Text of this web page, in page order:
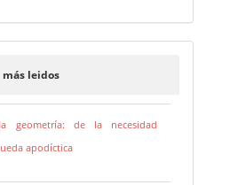
más leidos
geometría: de la necesidad
apodíctica